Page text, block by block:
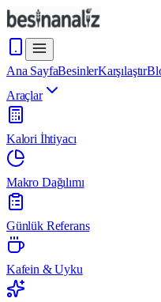
Ana SayfaBesinlerKarşılaştır
Araçlar
Kalori İhtiyacı
Makro Dağılımı
Günlük Referans
Kafein & Uyku